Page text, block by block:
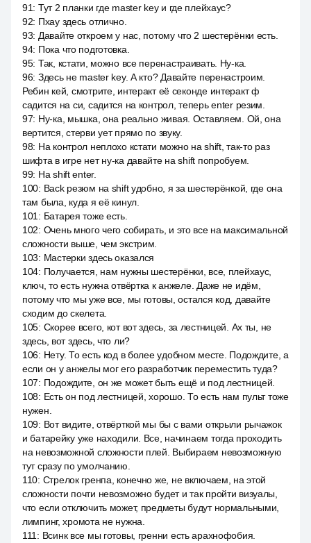
91: Тут 2 планки где master key и где плейхаус?
92: Пхау здесь отлично.
93: Давайте откроем у нас, потому что 2 шестерёнки есть.
94: Пока что подготовка.
95: Так, кстати, можно все перенастраивать. Ну-ка.
96: Здесь не master key. А кто? Давайте перенастроим.
Ребин кей, смотрите, интеракт её секонде интеракт ф
садится на си, садится на контрол, теперь enter резим.
97: Ну-ка, мышка, она реально живая. Оставляем. Ой, она
вертится, стерви ует прямо по звуку.
98: На контрол неплохо кстати можно на shift, так-то раз
шифта в игре нет ну-ка давайте на shift попробуем.
99: На shift enter.
100: Back резюм на shift удобно, я за шестерёнкой, где она
там была, куда я её кинул.
101 : Батарея тоже есть.
102: Очень много чего собирать, и это все на максимальной
сложности выше, чем экстрим.
103: Мастерки здесь оказался
104: Получается, нам нужны шестерёнки, все, плейхаус,
ключ, то есть нужна отвёртка к анжеле. Даже не идём,
потому что мы уже все, мы готовы, остался код, давайте
сходим до скелета.
105: Скорее всего, кот вот здесь, за лестницей. Ах ты, не
здесь, вот здесь, что ли?
106: Нету. То есть код в более удобном месте. Подождите, а
если он у анжелы мог его разработчик переместить туда?
107: Подождите, он же может быть ещё и под лестницей.
108: Есть он под лестницей, хорошо. То есть нам пульт тоже
нужен.
109: Вот видите, отвёрткой мы бы с вами открыли рычажок
и батарейку уже находили. Все, начинаем тогда проходить
на невозможной сложности плей. Выбираем невозможную
тут сразу по умолчанию.
110: Стрелок гренпа, конечно же, не включаем, на этой
сложности почти невозможно будет и так пройти визуалы,
что если отключить может, предметы будут нормальными,
лимпинг, хромота не нужна.
111 : Всинк все мы готовы, гренни есть арахнофобия.